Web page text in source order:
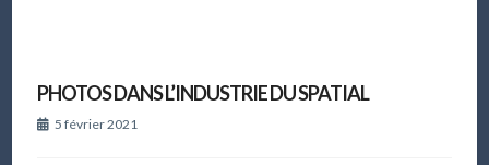
PHOTOS DANS L’INDUSTRIE DU SPATIAL
5 février 2021